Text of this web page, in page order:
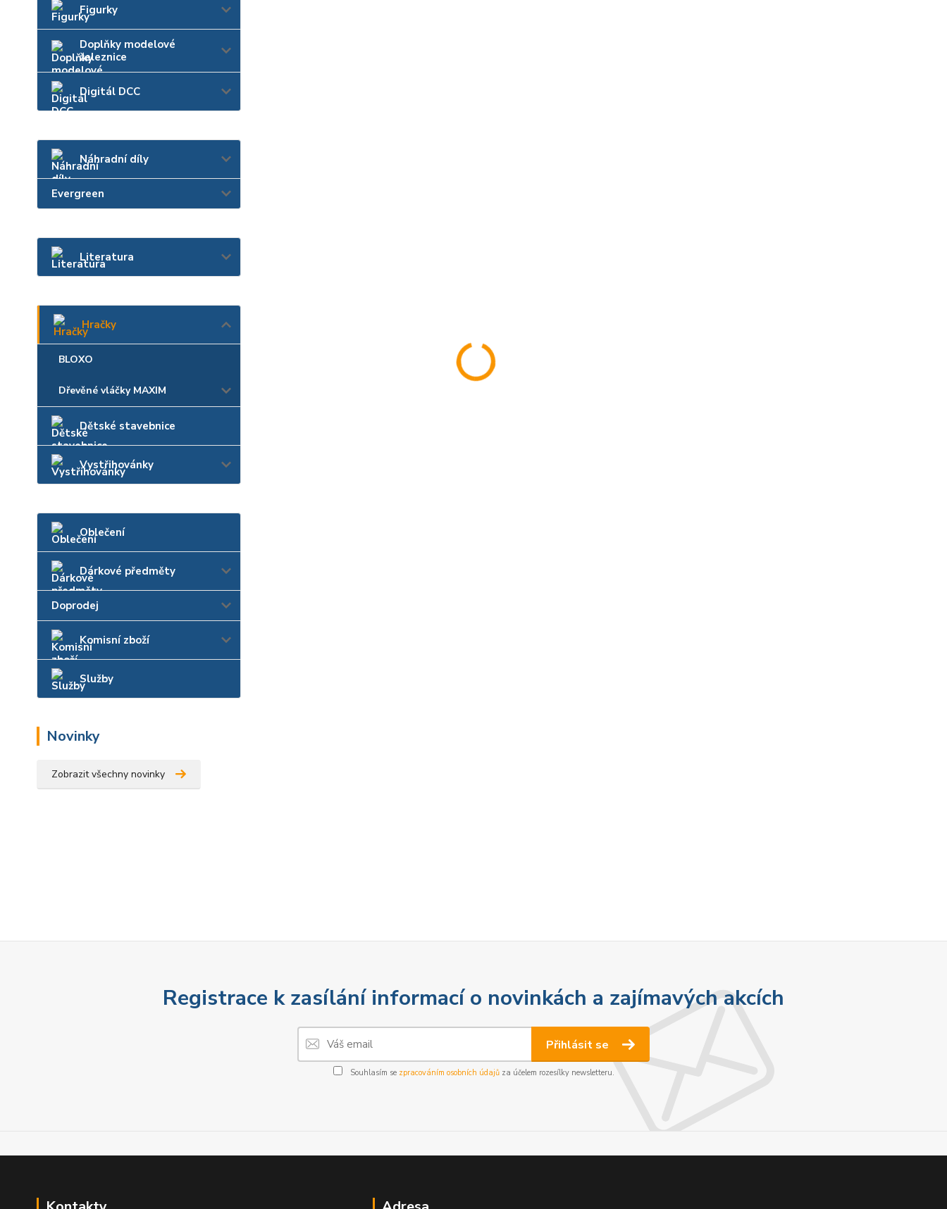
Figurky
Doplňky modelové
železnice
Digitál DCC
Náhradní díly
Evergreen
Literatura
Hračky
BLOXO
Dřevěné vláčky MAXIM
Dětské stavebnice
Vystřihovánky
Oblečení
Dárkové předměty
Doprodej
Komisní zboží
Služby
Novinky
Zobrazit všechny novinky
Registrace k zasílání informací o novinkách a zajímavých akcích
Přihlásit se
Souhlasím se zpracováním osobních údajůza účelem rozesílky newsletteru.